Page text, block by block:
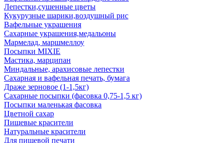
Лепестки,сушенные цветы
Кукурузные шарики,воздушный рис
Вафельные украшения
Сахарные украшения,медальоны
Мармелад, маршмеллоу
Посыпки MIXIE
Мастика, марципан
Миндальные, арахисовые лепестки
Сахарная и вафельная печать, бумага
Драже зерновое (1-1,5кг)
Сахарные посыпки (фасовка 0,75-1,5 кг)
Посыпки маленькая фасовка
Цветной сахар
Пищевые красители
Натуральные красители
Для пищевой печати